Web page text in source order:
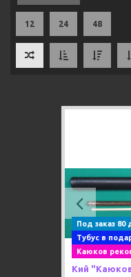
12 24 48
Под заказ 80
Тубус в
Каюков
Кий